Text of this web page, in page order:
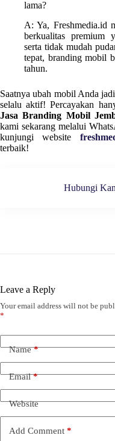
lama?
A: Ya, Freshmedia.id
berkualitas premium
serta tidak mudah
tepat, branding mobil
tahun.
Saatnya ubah mobil Anda
selalu aktif! Percayakan
Jasa Branding Mobil
kami sekarang melalui
kunjungi website
terbaik!
Hubungi
Leave a Reply
Your email address will not be
*
Name*
Email*
Website
Add Comment *